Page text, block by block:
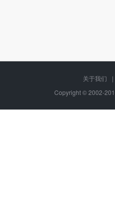
关于我们 |
Copyright © 2002-